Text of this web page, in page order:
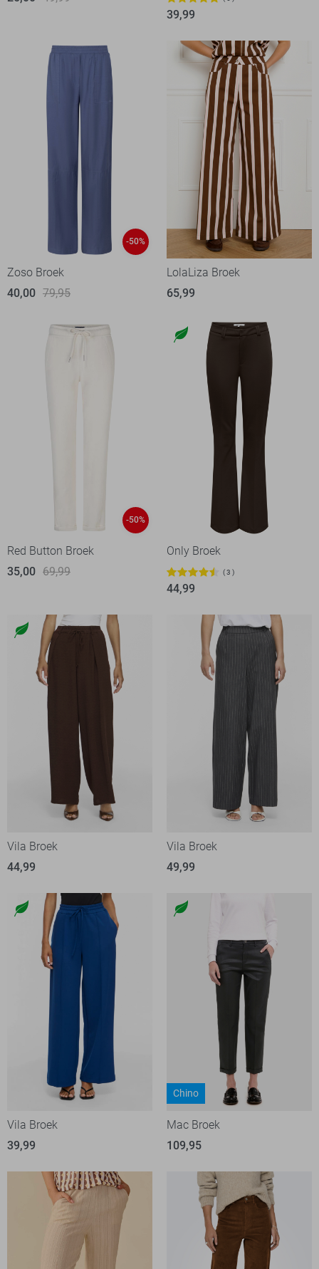
39,99
-50%
Zoso Broek
40,00 79,95
LolaLiza Broek
65,99
-50%
Red Button Broek
35,00 69,99
Only Broek
3
44,99
Vila Broek
44,99
Vila Broek
49,99
Vila Broek
39,99
Chino
Mac Broek
109,95